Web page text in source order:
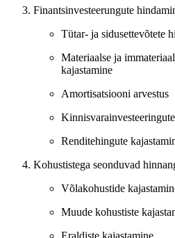
Finantsinvesteerungute
Tütar- ja sidusettevõtete
Materiaalse ja
kajastamine
Amortisatsiooni arvestus
Renditehingute
Kohustistega seonduvad
Võlakohustide
Muude kohustiste
Eraldiste kajastamine